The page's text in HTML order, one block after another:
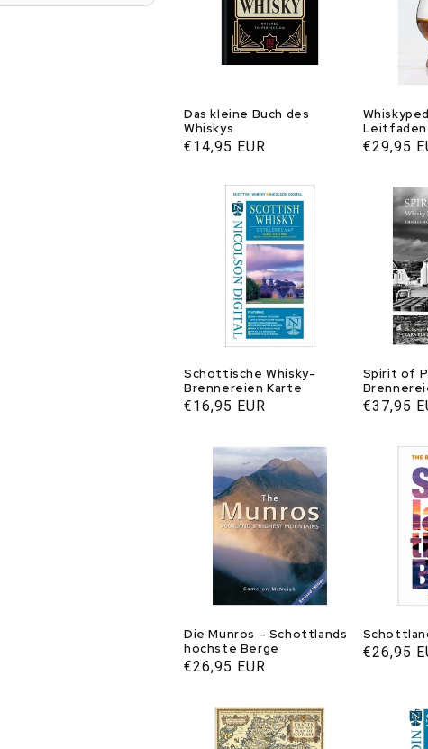
Das kleine Buch des
Whiskys
Normaler
€14,95 EUR
Whisky
Normaler
€29,95
Schottische Whisky-
Brennereien Karte
Normaler
€16,95 EUR
Spirit of
Normaler
€37,95
Die Munros – Schottlands
höchste Berge
Normaler
€26,95 EUR
Normaler
€26,95